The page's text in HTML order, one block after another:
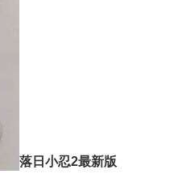
落日小忍2最新版